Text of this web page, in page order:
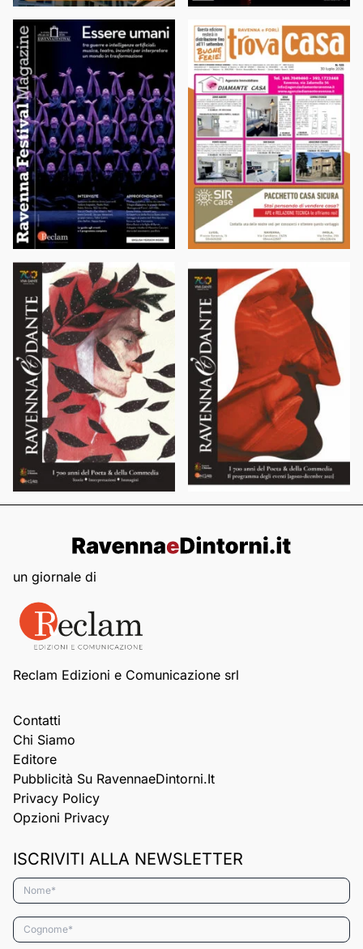
un giornale di
Reclam Edizioni e Comunicazione srl
Contatti
Chi Siamo
Editore
Pubblicità Su RavennaeDintorni.it
Privacy Policy
Opzioni Privacy
ISCRIVITI ALLA NEWSLETTER
Nome*
Cognome*